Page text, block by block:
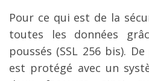
Pour ce qui est de la
toutes les données
poussés (SSL 256 bis).
est protégé avec un